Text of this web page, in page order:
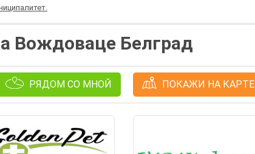
Вождоваце Белград
РЯДОМ СО МНОЙ ПОКАЖИ НА КАРТЕ